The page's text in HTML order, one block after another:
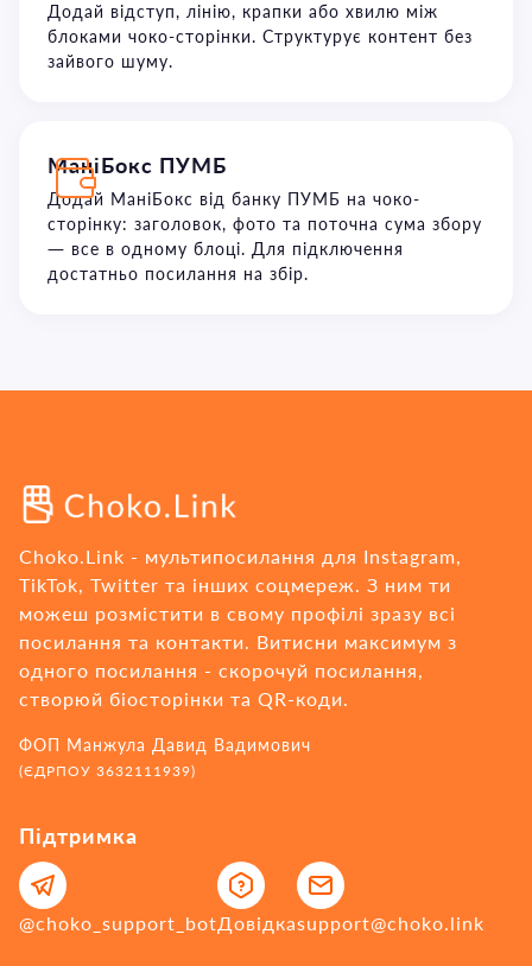
Додай відступ, лінію, крапки або хвилю між
блоками чоко-сторінки. Структурує контент без
зайвого шуму.
МаніБокс ПУМБ
Додай МаніБокс від банку ПУМБ на чоко-
сторінку: заголовок, фото та поточна сума збору
— все в одному блоці. Для підключення
достатньо посилання на збір.
Choko.Link - мультипосилання для Instagram,
TikTok, Twitter та інших соцмереж. З ним ти
можеш розмістити в свому профілі зразу всі
посилання та контакти. Витисни максимум з
одного посилання - cкорочуй посилання,
створюй біосторінки та QR-коди.
ФОП Манжула Давид Вадимович
(ЄДРПОУ 3632111939)
Підтримка
@choko_support_botДовідкаsupport@choko.link